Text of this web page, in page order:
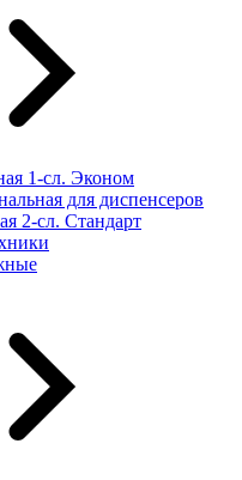
1-сл. Эконом
для диспенсеров
2-сл. Стандарт